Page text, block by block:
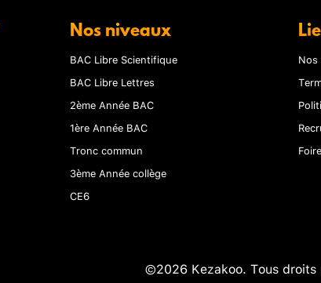
Nos niveaux
BAC Libre Scientifique
BAC Libre Lettres
2ème Année BAC
1ère Année BAC
Tronc commun
3ème Année collège
CE6
©2026 Kezakoo. Tous droits